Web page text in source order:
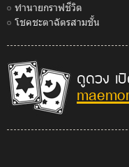
ทำนายกราฟชีวิต
โชคชะตาฉัตรสามชั้น
ดูดวง เ